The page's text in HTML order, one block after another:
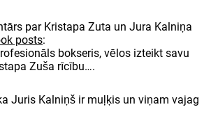
par Kristapa Zuta un Jura Kalniņa
posts:
bokseris, vēlos izteikt savu
Zuša rīcību….
Juris Kalniņš ir muļķis un viņam vajag